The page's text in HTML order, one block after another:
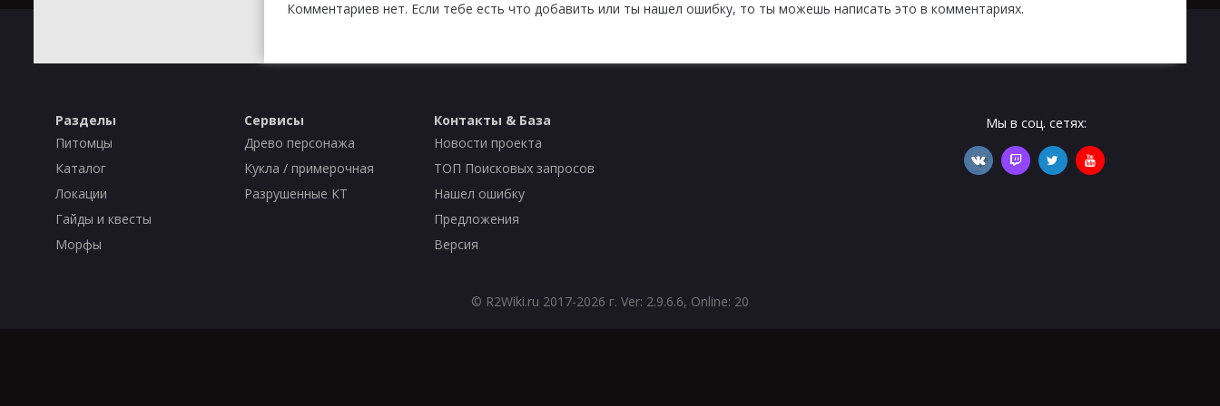
Комментариев нет. Если тебе есть что добавить или ты нашел ошибку, то ты можешь написать это в комментариях.
Разделы
Питомцы
Каталог
Локации
Гайды и квесты
Морфы
Сервисы
Древо персонажа
Кукла / примерочная
Разрушенные КТ
Контакты & База
Новости проекта
ТОП Поисковых запросов
Нашел ошибку
Предложения
Версия
Мы в соц. сетях:
© R2Wiki.ru 2017-2026 г. Ver: 2.9.6.6, Online: 20